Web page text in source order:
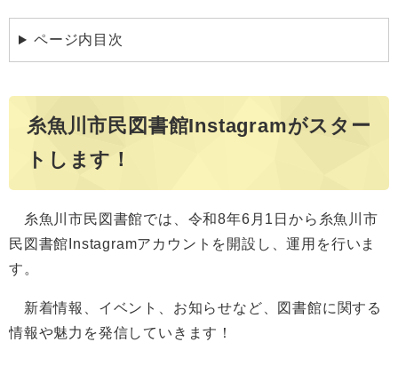
ページ内目次
糸魚川市民図書館Instagramがスター
トします！
糸魚川市民図書館では、令和8年6月1日から糸魚川市
民図書館Instagramアカウントを開設し、運用を行いま
す。
新着情報、イベント、お知らせなど、図書館に関する
情報や魅力を発信していきます！